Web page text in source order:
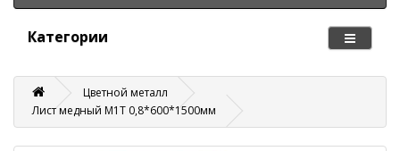
Категории
Цветной металл
Лист медный М1Т 0,8*600*1500мм